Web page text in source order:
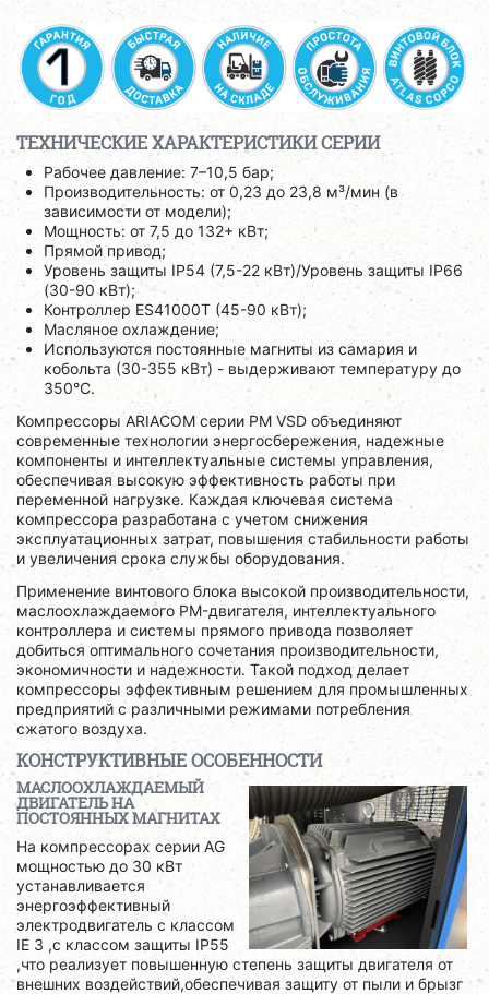
ТЕХНИЧЕСКИЕ ХАРАКТЕРИСТИКИ СЕРИИ
Рабочее давление: 7–10,5 бар;
Производительность: от 0,23 до 23,8 м³/мин (в
зависимости от модели);
Мощность: от 7,5 до 132+ кВт;
Прямой привод;
Уровень защиты IP54 (7,5-22 кВт)/Уровень защиты IP66
(30-90 кВт);
Контроллер ES41000T (45-90 кВт);
Масляное охлаждение;
Используются постоянные магниты из самария и
кобольта (30-355 кВт) - выдерживают температуру до
350°C.
Компрессоры ARIACOM серии PM VSD объединяют
современные технологии энергосбережения, надежные
компоненты и интеллектуальные системы управления,
обеспечивая высокую эффективность работы при
переменной нагрузке. Каждая ключевая система
компрессора разработана с учетом снижения
эксплуатационных затрат, повышения стабильности работы
и увеличения срока службы оборудования.
Применение винтового блока высокой производительности,
маслоохлаждаемого PM-двигателя, интеллектуального
контроллера и системы прямого привода позволяет
добиться оптимального сочетания производительности,
экономичности и надежности. Такой подход делает
компрессоры эффективным решением для промышленных
предприятий с различными режимами потребления
сжатого воздуха.
КОНСТРУКТИВНЫЕ ОСОБЕННОСТИ
МАСЛООХЛАЖДАЕМЫЙ
ДВИГАТЕЛЬ НА
ПОСТОЯННЫХ МАГНИТАХ
На компрессорах серии AG
мощностью до 30 кВт
устанавливается
энергоэффективный
электродвигатель с классом
IE 3 ,с классом защиты IP55
,что реализует повышенную степень защиты двигателя от
внешних воздействий,обеспечивая защиту от пыли и брызг